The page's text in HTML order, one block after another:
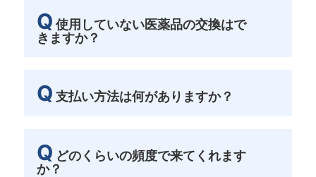
Q 使用していない医薬品の交換はで
きますか？
Q 支払い方法は何がありますか？
Q どのくらいの頻度で来てくれます
か？